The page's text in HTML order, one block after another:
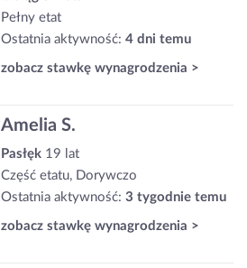
Pełny etat
Ostatnia aktywność: 4 dni temu
zobacz stawkę wynagrodzenia >
Amelia S.
Pasłęk 19 lat
Część etatu, Dorywczo
Ostatnia aktywność: 3 tygodnie temu
zobacz stawkę wynagrodzenia >